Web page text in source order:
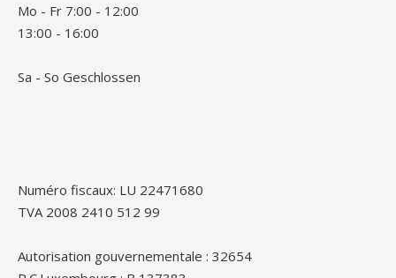
Mo - Fr 7:00 - 12:00
13:00 - 16:00
Sa - So Geschlossen
Numéro fiscaux: LU 22471680
TVA 2008 2410 512 99
Autorisation gouvernementale : 32654